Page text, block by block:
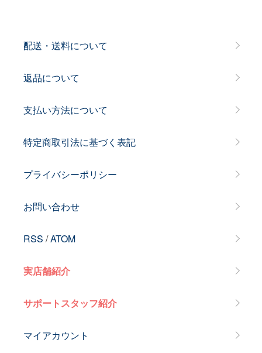
配送・送料について
返品について
支払い方法について
特定商取引法に基づく表記
プライバシーポリシー
お問い合わせ
RSS /ATOM
実店舗紹介
サポートスタッフ紹介
マイアカウント